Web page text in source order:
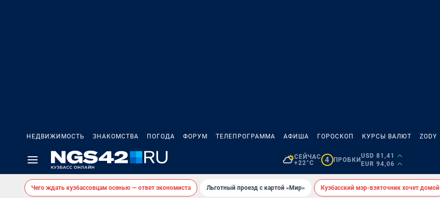
НЕДВИЖИМОСТЬ ЗНАКОМСТВА ПОГОДА ФОРУМ ТЕЛЕПРОГРАММА АФИША ГОРОСКОП КУРСЫ ВАЛЮТ ZODY
СЕЙЧАС
+22°C
4 ПРОБКИ
USD 81,41
EUR 94,06
Чего ждать кузбассовцам осенью — ответ экономиста Льготный проезд с картой «Мир» Кузбасский мэр-взяточник хочет домой